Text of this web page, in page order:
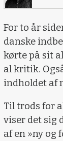
For to år
danske
kørte på sit
al kritik.
indholdet af
Til trods for
viser det sig
af en »ny og